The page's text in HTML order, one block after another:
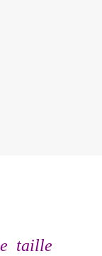
taille